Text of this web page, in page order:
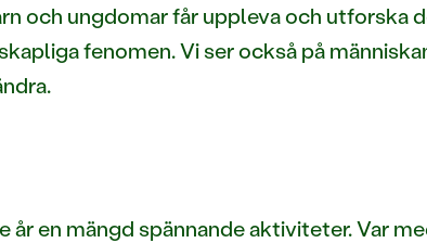
och ungdomar får uppleva och utforska
fenomen. Vi ser också på
år en mängd spännande aktiviteter. Var